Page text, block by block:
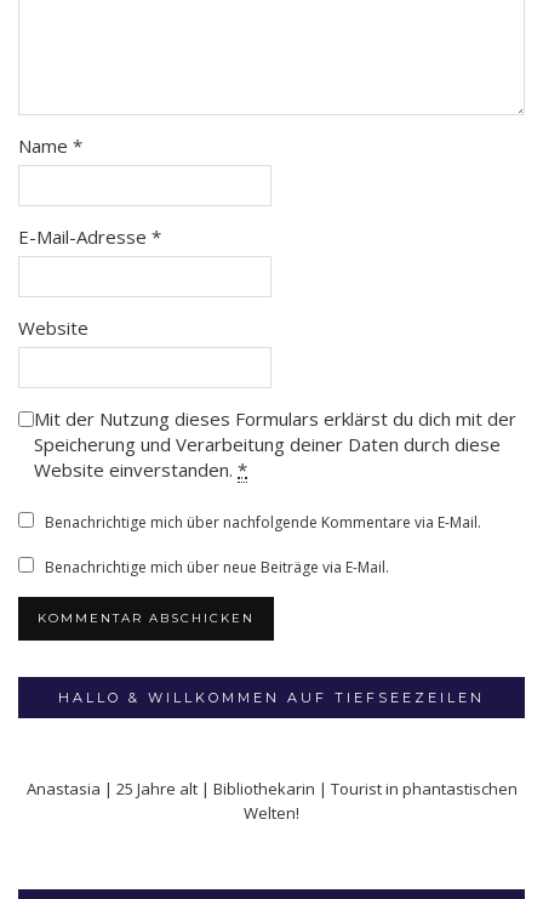
Name *
E-Mail-Adresse *
Website
Mit der Nutzung dieses Formulars erklärst du dich mit der
Speicherung und Verarbeitung deiner Daten durch diese
Website einverstanden. *
Benachrichtige mich über nachfolgende Kommentare via E-Mail.
Benachrichtige mich über neue Beiträge via E-Mail.
HALLO & WILLKOMMEN AUF TIEFSEEZEILEN
Anastasia | 25 Jahre alt | Bibliothekarin | Tourist in phantastischen
Welten!